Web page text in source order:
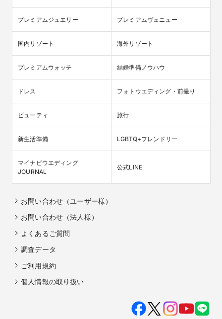
プレミアムジュエリー プレミアムヴェニュー
国内リゾート 海外リゾート
プレミアムウォッチ 結婚準備ノウハウ
ドレス フォトウエディング・前撮り
ビューティ 旅行
新生活準備 LGBTQ+フレンドリー
マイナビウエディング
JOURNAL
公式LINE
お問い合わせ（ユーザー様）
お問い合わせ（法人様）
よくあるご質問
調査データ
ご利用規約
個人情報の取り扱い